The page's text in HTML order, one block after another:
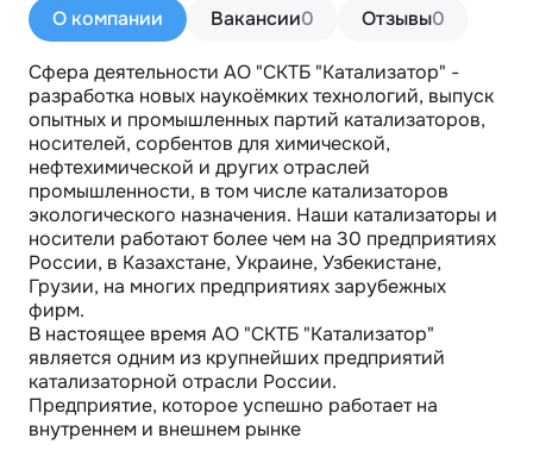
О компании Вакансии0 Отзывы0
Сфера деятельности АО "СКТБ "Катализатор" -
разработка новых наукоёмких технологий, выпуск
опытных и промышленных партий катализаторов,
носителей, сорбентов для химической,
нефтехимической и других отраслей
промышленности, в том числе катализаторов
экологического назначения. Наши катализаторы и
носители работают более чем на 30 предприятиях
России, в Казахстане, Украине, Узбекистане,
Грузии, на многих предприятиях зарубежных
фирм.
В настоящее время АО "СКТБ "Катализатор"
является одним из крупнейших предприятий
катализаторной отрасли России.
Предприятие, которое успешно работает на
внутреннем и внешнем рынке